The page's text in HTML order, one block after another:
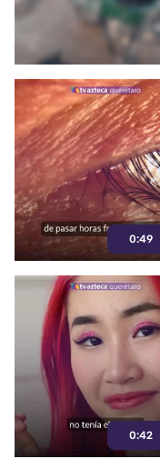
0:49
0:42